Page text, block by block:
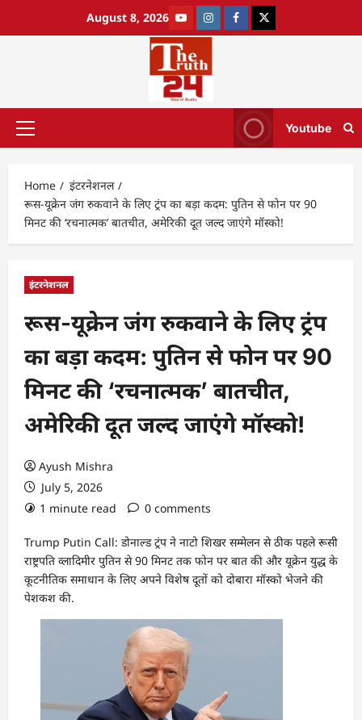
August 8, 2026
Youtube
Home
इंटरनेशनल
रूस-यूक्रेन जंग रुकवाने के लिए ट्रंप का बड़ा कदम: पुतिन से फोन पर 90
मिनट की ‘रचनात्मक’ बातचीत, अमेरिकी दूत जल्द जाएंगे मॉस्को!
इंटरनेशनल
रूस-यूक्रेन जंग रुकवाने के लिए ट्रंप
का बड़ा कदम: पुतिन से फोन पर 90
मिनट की ‘रचनात्मक’ बातचीत,
अमेरिकी दूत जल्द जाएंगे मॉस्को!
Ayush Mishra
July 5, 2026
1 minute read
0 comments
Trump Putin Call: डोनाल्ड ट्रंप ने नाटो शिखर सम्मेलन से ठीक पहले रूसी
राष्ट्रपति व्लादिमीर पुतिन से 90 मिनट तक फोन पर बात की और यूक्रेन युद्ध के
कूटनीतिक समाधान के लिए अपने विशेष दूतों को दोबारा मॉस्को भेजने की
पेशकश की.